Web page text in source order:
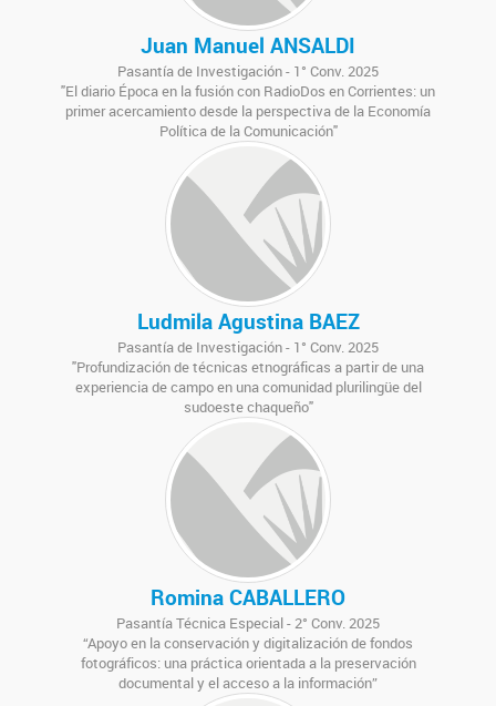
Juan Manuel ANSALDI
Pasantía de Investigación - 1° Conv. 2025
"El diario Época en la fusión con RadioDos en Corrientes: un
primer acercamiento desde la perspectiva de la Economía
Política de la Comunicación"
Ludmila Agustina BAEZ
Pasantía de Investigación - 1° Conv. 2025
"Profundización de técnicas etnográficas a partir de una
experiencia de campo en una comunidad plurilingüe del
sudoeste chaqueño"
Romina CABALLERO
Pasantía Técnica Especial - 2° Conv. 2025
“Apoyo en la conservación y digitalización de fondos
fotográficos: una práctica orientada a la preservación
documental y el acceso a la información”